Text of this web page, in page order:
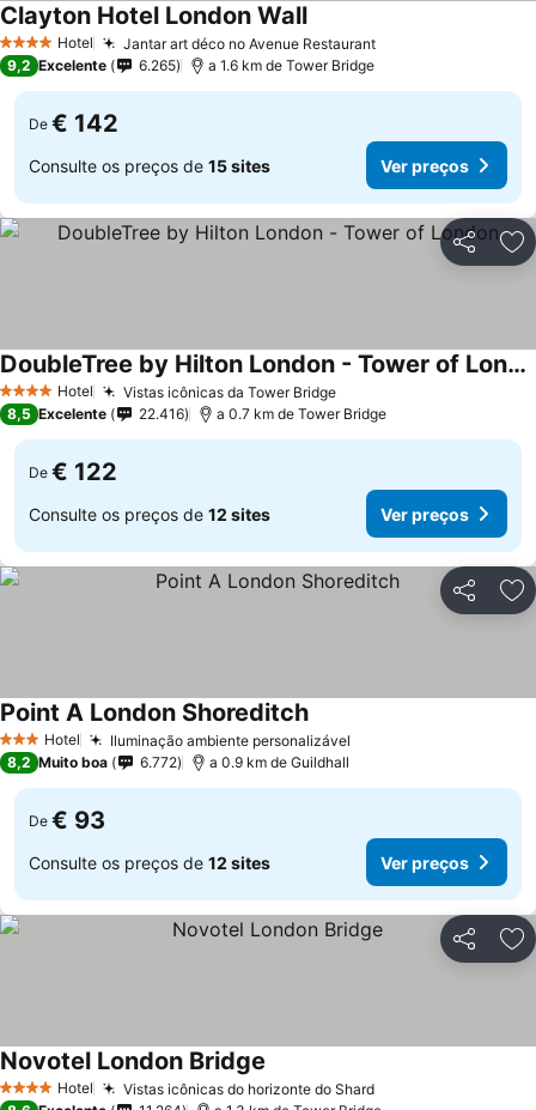
4 EstrelasHotel Jantar art déco no Avenue RestaurantVer preços
Clayton Hotel London WallVer preços
9,2 Excelente 6.265 a 1.6 km de Tower Bridge
De € 142
Consulte os preços de 15 sites Ver preços
Partilhar
4 EstrelasHotel Vistas icônicas da Tower BridgeVer preços
DoubleTree by Hilton London - Tower of London
Ver preços
8,5 Excelente 22.416 a 0.7 km de Tower Bridge
De € 122
Consulte os preços de 12 sites Ver preços
Partilhar
3 EstrelasHotel Iluminação ambiente personalizável
Point A London ShoreditchVer preços
8,2 Muito boa 6.772 a 0.9 km de Guildhall
De € 93
Consulte os preços de 12 sites Ver preços
Partilhar
4 EstrelasHotel Vistas icônicas do horizonte do ShardVer preços
Novotel London Bridge